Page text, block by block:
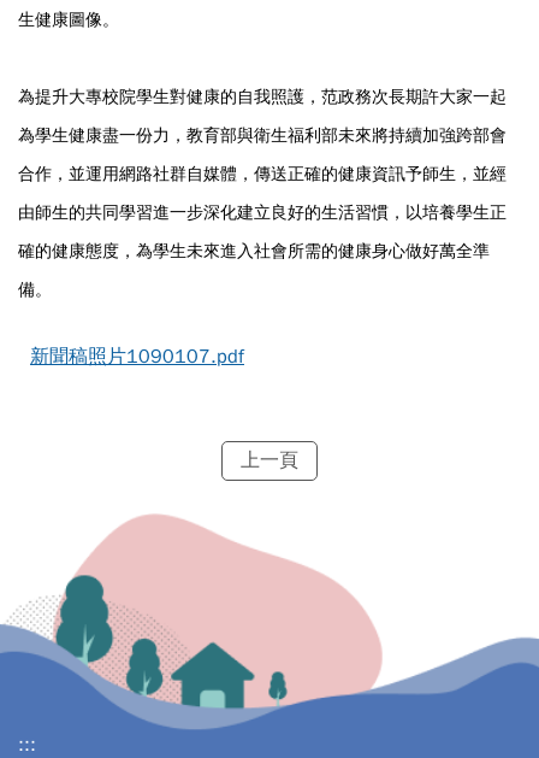
生健康圖像。
為提升大專校院學生對健康的自我照護，范政務次長期許大家一起
為學生健康盡一份力，教育部與衛生福利部未來將持續加強跨部會
合作，並運用網路社群自媒體，傳送正確的健康資訊予師生，並經
由師生的共同學習進一步深化建立良好的生活習慣，以培養學生正
確的健康態度，為學生未來進入社會所需的健康身心做好萬全準
備。
新聞稿照片1090107.pdf
上一頁
:::